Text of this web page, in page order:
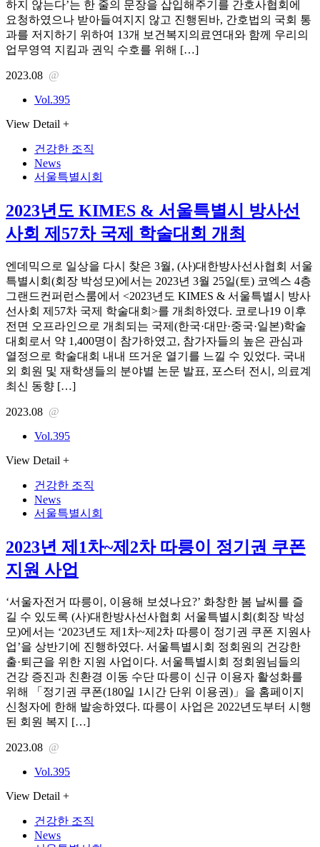
하지 않는다’는 한 줄의 문장을 삽입해주기를 간호사협회에
요청하였으나 받아들여지지 않고 진행된바, 간호법의 국회 통
과를 저지하기 위하여 13개 보건복지의료연대와 함께 우리의
업무영역 지킴과 권익 수호를 위해 […]
2023.08 @
Vol.395
View Detail +
건강한 조직
News
서울특별시회
2023년도 KIMES & 서울특별시 방사선
사회 제57차 국제 학술대회 개최
엔데믹으로 일상을 다시 찾은 3월, (사)대한방사선사협회 서울
특별시회(회장 박성모)에서는 2023년 3월 25일(토) 코엑스 4층
그랜드컨퍼런스룸에서 <2023년도 KIMES & 서울특별시 방사
선사회 제57차 국제 학술대회>를 개최하였다. 코로나19 이후
전면 오프라인으로 개최되는 국제(한국·대만·중국·일본)학술
대회로서 약 1,400명이 참가하였고, 참가자들의 높은 관심과
열정으로 학술대회 내내 뜨거운 열기를 느낄 수 있었다. 국내
외 회원 및 재학생들의 분야별 논문 발표, 포스터 전시, 의료계
최신 동향 […]
2023.08 @
Vol.395
View Detail +
건강한 조직
News
서울특별시회
2023년 제1차~제2차 따릉이 정기권 쿠폰
지원 사업
‘서울자전거 따릉이, 이용해 보셨나요?’ 화창한 봄 날씨를 즐
길 수 있도록 (사)대한방사선사협회 서울특별시회(회장 박성
모)에서는 ‘2023년도 제1차~제2차 따릉이 정기권 쿠폰 지원사
업’을 상반기에 진행하였다. 서울특별시회 정회원의 건강한
출·퇴근을 위한 지원 사업이다. 서울특별시회 정회원님들의
건강 증진과 친환경 이동 수단 따릉이 신규 이용자 활성화를
위해 「정기권 쿠폰(180일 1시간 단위 이용권)」을 홈페이지
신청자에 한해 발송하였다. 따릉이 사업은 2022년도부터 시행
된 회원 복지 […]
2023.08 @
Vol.395
View Detail +
건강한 조직
News